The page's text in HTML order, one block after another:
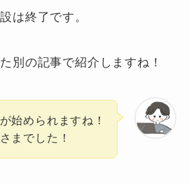
は終了です。
別の記事で紹介しますね！
始められますね！
までした！